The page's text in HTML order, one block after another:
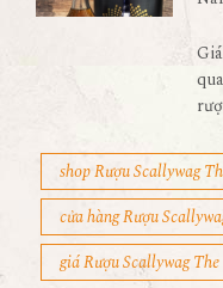
shop Rượu Scallywag
cửa hàng Rượu
giá Rượu Scallywag